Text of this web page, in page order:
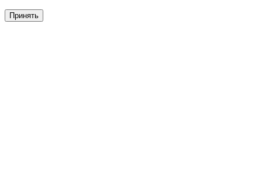
Принять